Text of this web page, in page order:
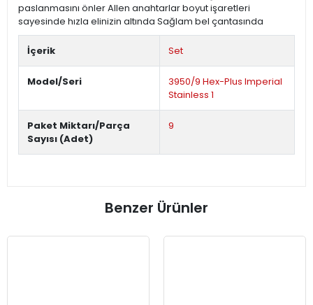
paslanmasını önler Allen anahtarlar boyut işaretleri
sayesinde hızla elinizin altında Sağlam bel çantasında
İçerik Set
Model/Seri
3950/9 Hex-Plus Imperial
Stainless 1
Paket Miktarı/Parça
Sayısı (Adet)
9
Benzer Ürünler